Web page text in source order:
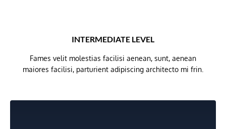
INTERMEDIATE LEVEL
Fames velit molestias facilisi aenean, sunt, aenean
maiores facilisi, parturient adipiscing architecto mi frin.